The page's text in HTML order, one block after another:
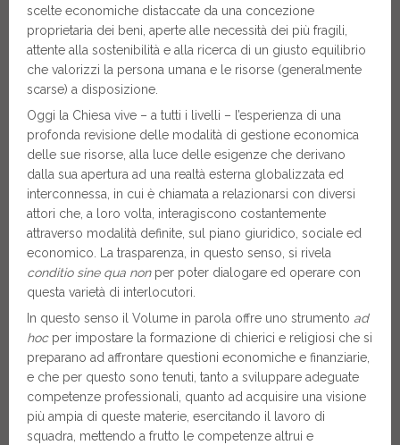
scelte economiche distaccate da una concezione
proprietaria dei beni, aperte alle necessità dei più fragili,
attente alla sostenibilità e alla ricerca di un giusto equilibrio
che valorizzi la persona umana e le risorse (generalmente
scarse) a disposizione.
Oggi la Chiesa vive – a tutti i livelli – l’esperienza di una
profonda revisione delle modalità di gestione economica
delle sue risorse, alla luce delle esigenze che derivano
dalla sua apertura ad una realtà esterna globalizzata ed
interconnessa, in cui è chiamata a relazionarsi con diversi
attori che, a loro volta, interagiscono costantemente
attraverso modalità definite, sul piano giuridico, sociale ed
economico. La trasparenza, in questo senso, si rivela
conditio sine qua nonper poter dialogare ed operare con
questa varietà di interlocutori.
In questo senso il Volume in parola offre uno strumento ad
hocper impostare la formazione di chierici e religiosi che si
preparano ad affrontare questioni economiche e finanziarie,
e che per questo sono tenuti, tanto a sviluppare adeguate
competenze professionali, quanto ad acquisire una visione
più ampia di queste materie, esercitando il lavoro di
squadra, mettendo a frutto le competenze altrui e